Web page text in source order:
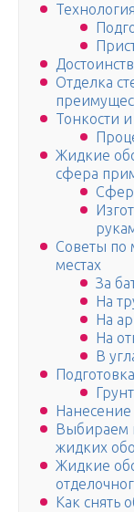
Отделка
Тонкости
Жидкие
сфера
Советы по
местах
За
На
На
На
В
Выбираем
жидких
Жидкие
Как снять